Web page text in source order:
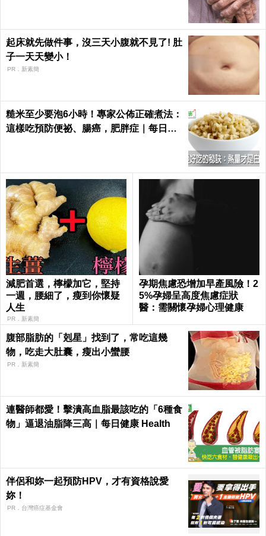
起床就先做件事，沒三天小腹就不見了! 肚
子一天天變小！
PR．新素簡
糙米至少要泡6小時！專家公佈正確煮法：
這樣吃預防便祕、腸癌，肥胖症｜每日健
減肥首選，檸檬加它，堅持
一週，腰細了，瘦到你懷疑
人生
PR．新素簡
孕期焦慮恐增加早產風險！2
5%孕婦呈高度焦慮症狀
醫：需關懷孕婦心理健康
腹部脂肪的「剋星」找到了，常吃這幾
物，吃走大肚囊，瘦出小蠻腰
PR．新素簡
連醫師都愛！擊潰高血脂最該吃的「6種食
物」逼退油脂降三高｜每日健康 Health
伴侶和妳一起預防HPV，才有資格說愛
妳！
PR．台灣癌症基金會